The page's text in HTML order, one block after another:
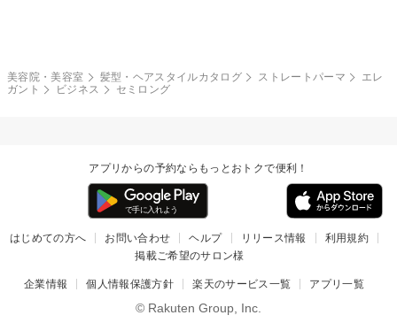
美容院・美容室 髪型・ヘアスタイルカタログ ストレートパーマ
エレ
ガント
ビジネス セミロング
アプリからの予約ならもっとおトクで便利！
はじめての方へ お問い合わせ ヘルプ リリース情報
利用規約
掲載ご希望のサロン様
企業情報 個人情報保護方針 楽天のサービス一覧 アプリ一覧
© Rakuten Group, Inc.